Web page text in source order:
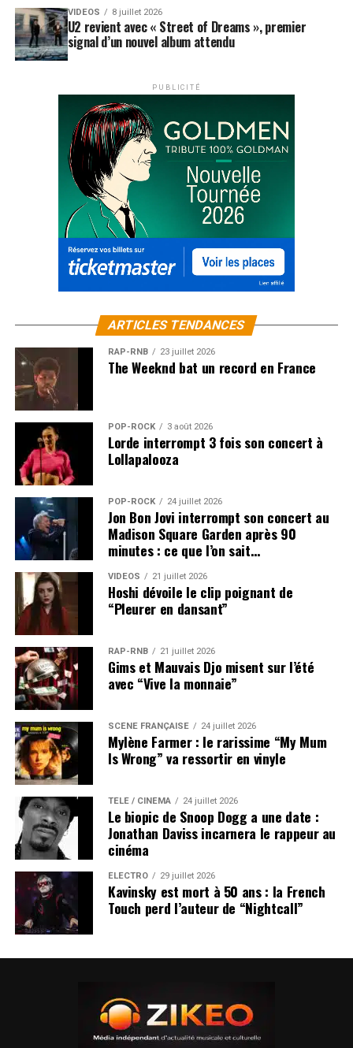
VIDEOS 8 juillet 2026
U2 revient avec « Street of Dreams », premier
signal d’un nouvel album attendu
PUBLICITÉ
ARTICLES TENDANCES
RAP-RNB 23 juillet 2026
The Weeknd bat un record en France
POP-ROCK 3 août 2026
Lorde interrompt 3 fois son concert à
Lollapalooza
POP-ROCK 24 juillet 2026
Jon Bon Jovi interrompt son concert au
Madison Square Garden après 90
minutes : ce que l’on sait…
VIDEOS 21 juillet 2026
Hoshi dévoile le clip poignant de
“Pleurer en dansant”
RAP-RNB 21 juillet 2026
Gims et Mauvais Djo misent sur l’été
avec “Vive la monnaie”
SCÈNE FRANÇAISE 24 juillet 2026
Mylène Farmer : le rarissime “My Mum
Is Wrong” va ressortir en vinyle
TÉLÉ / CINÉMA 24 juillet 2026
Le biopic de Snoop Dogg a une date :
Jonathan Daviss incarnera le rappeur au
cinéma
ÉLECTRO 29 juillet 2026
Kavinsky est mort à 50 ans : la French
Touch perd l’auteur de “Nightcall”